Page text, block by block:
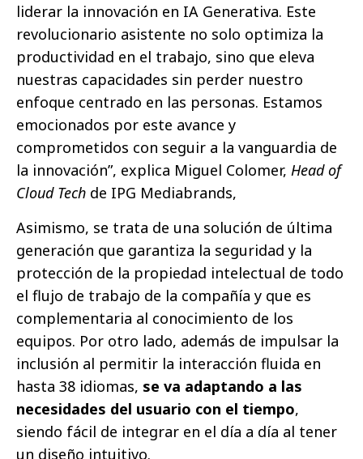
liderar la innovación en IA Generativa. Este
revolucionario asistente no solo optimiza la
productividad en el trabajo, sino que eleva
nuestras capacidades sin perder nuestro
enfoque centrado en las personas. Estamos
emocionados por este avance y
comprometidos con seguir a la vanguardia de
la innovación”, explica Miguel Colomer, Head of
Cloud Tech de IPG Mediabrands,
Asimismo, se trata de una solución de última
generación que garantiza la seguridad y la
protección de la propiedad intelectual de todo
el flujo de trabajo de la compañía y que es
complementaria al conocimiento de los
equipos. Por otro lado, además de impulsar la
inclusión al permitir la interacción fluida en
hasta 38 idiomas, se va adaptando a las
necesidades del usuario con el tiempo,
siendo fácil de integrar en el día a día al tener
un diseño intuitivo.